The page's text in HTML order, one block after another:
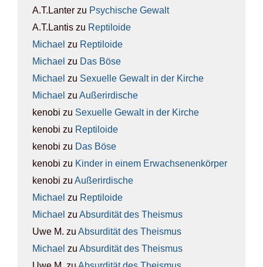
A.T.Lanter zu Psy­chi­sche Gewalt
A.T.Lantis zu Rep­ti­lo­ide
Michael zu Rep­ti­lo­ide
Michael zu Das Böse
Michael zu Sexu­el­le Gewalt in der Kir­che
Michael zu Außer­ir­di­sche
kenobi zu Sexu­el­le Gewalt in der Kir­che
kenobi zu Rep­ti­lo­ide
kenobi zu Das Böse
kenobi zu Kin­der in einem Erwach­se­nen­kör­per
kenobi zu Außer­ir­di­sche
Michael zu Rep­ti­lo­ide
Michael zu Absur­di­tät des The­is­mus
Uwe M. zu Absur­di­tät des The­is­mus
Michael zu Absur­di­tät des The­is­mus